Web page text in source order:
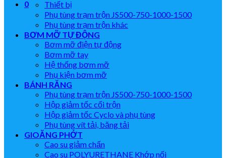
0
Thiết bị
Phụ tùng trạm trộn JS500-750-1000-1500
Phụ tùng trạm trộn khác
BƠM MỠ TỰ ĐỘNG
Bơm mỡ điện tự động
Bơm mỡ tay
Hệ thống bơm mỡ
Phụ kiện bơm mỡ
BÁNH RĂNG
Phụ tùng trạm trộn JS500-750-1000-1500
Hộp giảm tốc cối trộn
Hộp giảm tốc Cyclo và phụ tùng
Phụ tùng vít tải, băng tải
GIOĂNG PHỚT
Cao su giảm chấn
Cao su POLYURETHANE Khớp nối